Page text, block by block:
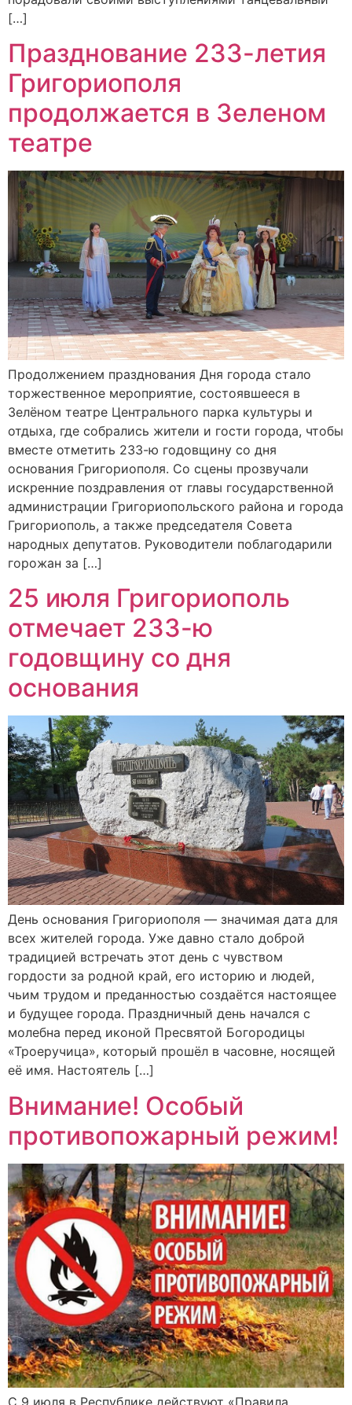
[…]
Празднование 233-летия
Григориополя
продолжается в Зеленом
театре
Продолжением празднования Дня города стало
торжественное мероприятие, состоявшееся в
Зелёном театре Центрального парка культуры и
отдыха, где собрались жители и гости города, чтобы
вместе отметить 233-ю годовщину со дня
основания Григориополя. Со сцены прозвучали
искренние поздравления от главы государственной
администрации Григориопольского района и города
Григориополь, а также председателя Совета
народных депутатов. Руководители поблагодарили
горожан за […]
25 июля Григориополь
отмечает 233-ю
годовщину со дня
основания
День основания Григориополя — значимая дата для
всех жителей города. Уже давно стало доброй
традицией встречать этот день с чувством
гордости за родной край, его историю и людей,
чьим трудом и преданностью создаётся настоящее
и будущее города. Праздничный день начался с
молебна перед иконой Пресвятой Богородицы
«Троеручица», который прошёл в часовне, носящей
её имя. Настоятель […]
Внимание! Особый
противопожарный режим!